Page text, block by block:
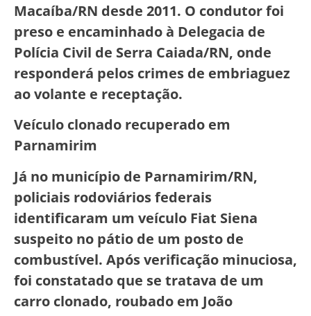
Macaíba/RN desde 2011. O condutor foi
preso e encaminhado à Delegacia de
Polícia Civil de Serra Caiada/RN, onde
responderá pelos crimes de embriaguez
ao volante e receptação.
Veículo clonado recuperado em
Parnamirim
Já no município de Parnamirim/RN,
policiais rodoviários federais
identificaram um veículo Fiat Siena
suspeito no pátio de um posto de
combustível. Após verificação minuciosa,
foi constatado que se tratava de um
carro clonado, roubado em João